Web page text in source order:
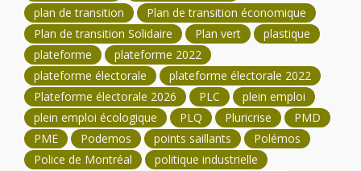
plan de transition
Plan de transition économique
Plan de transition Solidaire
Plan vert
plastique
plateforme
plateforme 2022
plateforme électorale
plateforme électorale 2022
Plateforme électorale 2026
PLC
plein emploi
plein emploi écologique
PLQ Pluricrise
PMD
PME
Podemos points saillants
Polémos
Police de Montréal
politique industrielle